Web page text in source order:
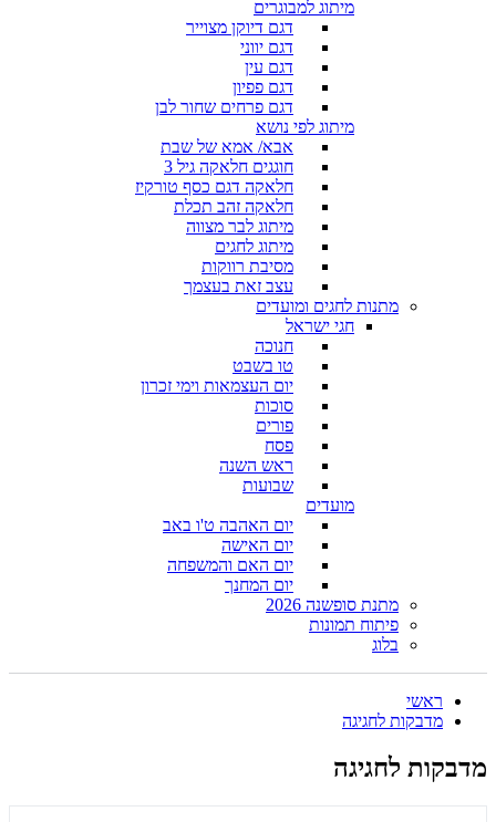
מיתוג למבוגרים
דגם דיוקן מצוייר
דגם יווני
דגם עין
דגם פפיון
דגם פרחים שחור לבן
מיתוג לפי נושא
אבא/ אמא של שבת
חוגגים חלאקה גיל 3
חלאקה דגם כסף טורקיז
חלאקה זהב תכלת
מיתוג לבר מצווה
מיתוג לחגים
מסיבת רווקות
עצב זאת בעצמך
מתנות לחגים ומועדים
חגי ישראל
חנוכה
טו בשבט
יום העצמאות וימי זכרון
סוכות
פורים
פסח
ראש השנה
שבועות
מועדים
יום האהבה ט'ו באב
יום האישה
יום האם והמשפחה
יום המחנך
מתנת סופשנה 2026
פיתוח תמונות
בלוג
ראשי
מדבקות לחגיגה
מדבקות לחגיגה